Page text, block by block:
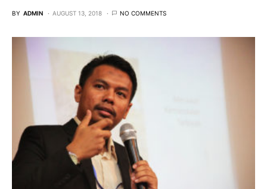
BY ADMIN AUGUST 13, 2018 NO COMMENTS